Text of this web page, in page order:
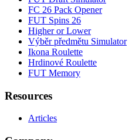
FC 26 Pack Opener
FUT Spins 26
Higher or Lower
Výběr předmětu Simulator
Ikona Roulette
Hrdinové Roulette
FUT Memory
Resources
Articles